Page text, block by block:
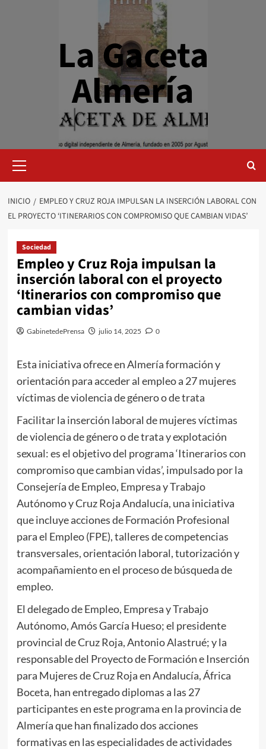
La Gaceta
Almería
primario
INICIO
EMPLEO Y CRUZ ROJA IMPULSAN LA INSERCIÓN LABORAL CON
EL PROYECTO ‘ITINERARIOS CON COMPROMISO QUE CAMBIAN VIDAS’
Sociedad
Empleo y Cruz Roja impulsan la
inserción laboral con el proyecto
‘Itinerarios con compromiso que
cambian vidas’
GabinetedePrensa julio 14, 2025 0
Esta iniciativa ofrece en Almería formación y
orientación para acceder al empleo a 27 mujeres
víctimas de violencia de género o de trata
Facilitar la inserción laboral de mujeres víctimas
de violencia de género o de trata y explotación
sexual: es el objetivo del programa ‘Itinerarios con
compromiso que cambian vidas’, impulsado por la
Consejería de Empleo, Empresa y Trabajo
Autónomo y Cruz Roja Andalucía, una iniciativa
que incluye acciones de Formación Profesional
para el Empleo (FPE), talleres de competencias
transversales, orientación laboral, tutorización y
acompañamiento en el proceso de búsqueda de
empleo.
El delegado de Empleo, Empresa y Trabajo
Autónomo, Amós García Hueso; el presidente
provincial de Cruz Roja, Antonio Alastrué; y la
responsable del Proyecto de Formación e Inserción
para Mujeres de Cruz Roja en Andalucía, África
Boceta, han entregado diplomas a las 27
participantes en este programa en la provincia de
Almería que han finalizado dos acciones
formativas en las especialidades de actividades